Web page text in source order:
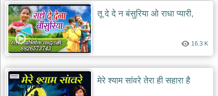
शनि
देव
भजन
shani
dev
bhajans
का
भजन
bhajan
तू दे दे न बंसुरिया ओ राधा प्यारी,
16.3 K
मेरे श्याम सांवरे तेरा ही सहारा है